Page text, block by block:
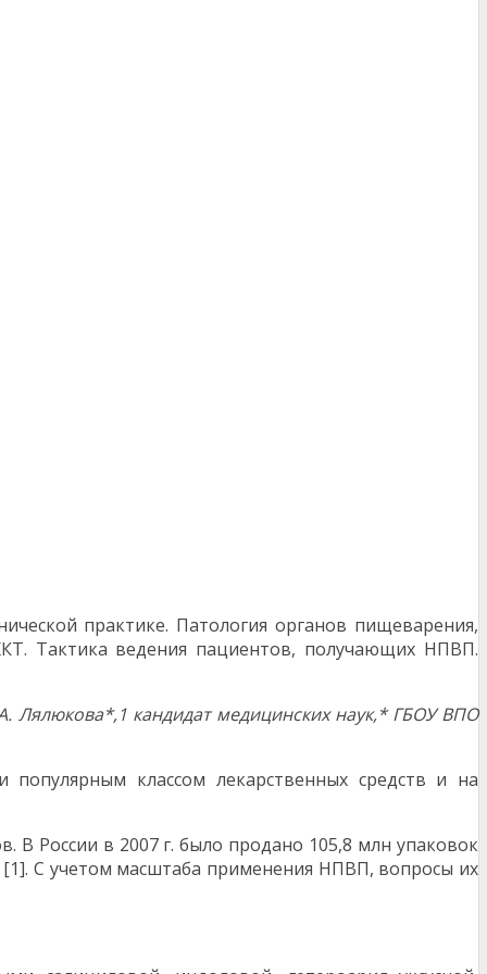
практике. Патология органов пищеварения,
Тактика ведения пациентов, получающих НПВП.
Лялюкова*,1 кандидат медицинских наук,* ГБОУ ВПО
классом лекарственных средств и на
России в 2007 г. было продано 105,8 млн упаковок
С учетом масштаба применения НПВП, вопросы их